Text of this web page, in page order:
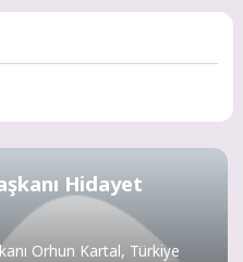
Hidayet
Orhun Kartal, Türkiye